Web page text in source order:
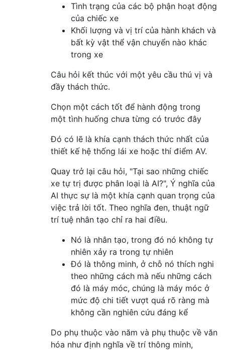
Tình trạng của các bộ phận hoạt động
của chiếc xe
Khối lượng và vị trí của hành khách và
bất kỳ vật thể vận chuyển nào khác
trong xe
Câu hỏi kết thúc với một yêu cầu thú vị và
đầy thách thức.
Chọn một cách tốt để hành động trong
một tình huống chưa từng có trước đây
Đó có lẽ là khía cạnh thách thức nhất của
thiết kế hệ thống lái xe hoặc thí điểm AV.
Quay trở lại câu hỏi, "Tại sao những chiếc
xe tự trị được phân loại là AI?", Ý nghĩa của
AI thực sự là một khía cạnh quan trọng của
việc trả lời tốt. Theo nghĩa đen, thuật ngữ
trí tuệ nhân tạo chỉ ra hai điều.
Nó là nhân tạo, trong đó nó không tự
nhiên xảy ra trong tự nhiên
Đó là thông minh, ở chỗ nó thích nghi
theo những cách mà nếu những cách
đó là máy móc, chúng là máy móc ở
mức độ chi tiết vượt quá rõ ràng mà
không cần nghiên cứu đáng kể
Do phụ thuộc vào năm và phụ thuộc về văn
hóa như định nghĩa về trí thông minh,